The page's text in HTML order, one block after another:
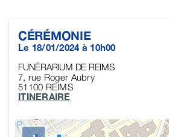
CÉRÉMONIE
Le 18/01/2024 à 10h00
FUNÉRARIUM DE REIMS
7, rue Roger Aubry
51100 REIMS
ITINERAIRE